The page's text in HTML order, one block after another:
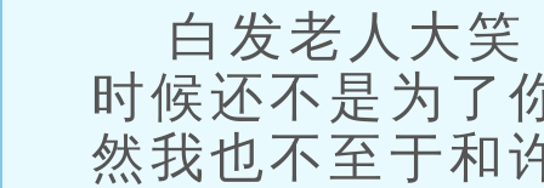
白发老人大笑
时候还不是为了
然我也不至于和